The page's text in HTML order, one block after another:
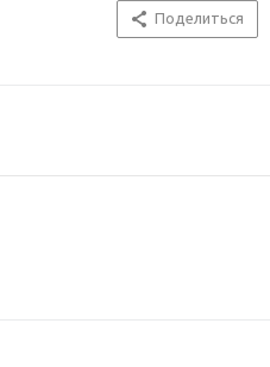
Поделиться